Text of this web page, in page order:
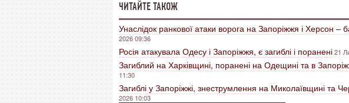
ЧИТАЙТЕ ТАКОЖ
Унаслідок ранкової атаки ворога на Запоріжжя і Херсон –
2026 09:36
Росія атакувала Одесу і Запоріжжя, є загиблі і поранені21
Загиблий на Харківщині, поранені на Одещині та в
11:30
Загиблі у Запоріжжі, знеструмлення на Миколаївщині та
2026 10:03